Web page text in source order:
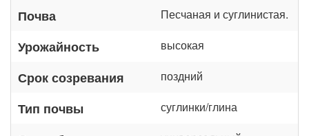
Почва Песчаная и суглинистая.
Урожайность высокая
Срок созревания поздний
Тип почвы суглинки/глина